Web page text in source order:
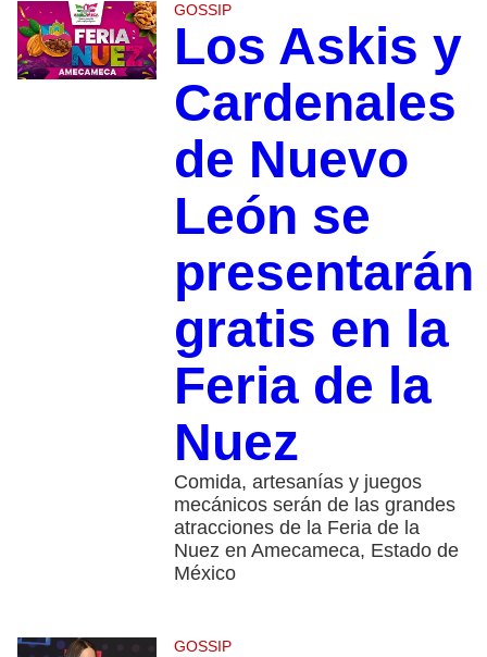
GOSSIP
Los Askis y
Cardenales
de Nuevo
León se
presentarán
gratis en la
Feria de la
Nuez
Comida, artesanías y juegos
mecánicos serán de las grandes
atracciones de la Feria de la
Nuez en Amecameca, Estado de
México
GOSSIP